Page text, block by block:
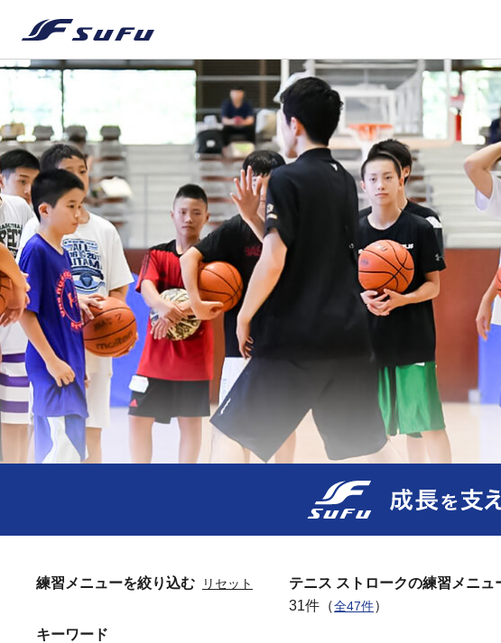
練習メニューを絞り込む リセット
キーワード
テニス ストロークの練習メニュ
31件（全47件）